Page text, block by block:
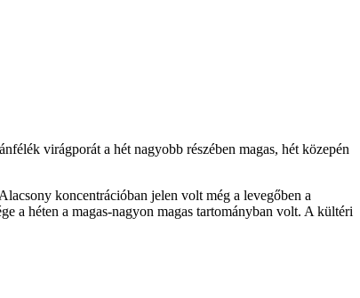
virágporát a hét nagyobb részében magas, hét közepén
koncentrációban jelen volt még a levegőben a
a héten a magas-nagyon magas tartományban volt. A kültéri